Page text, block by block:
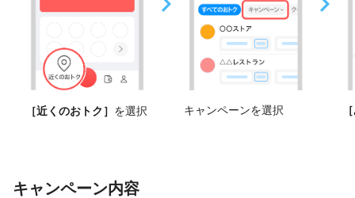
［近くのおトク］ を選択 キャンペーンを選択
キャンペーン内容